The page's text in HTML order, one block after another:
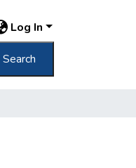
Log In
Search